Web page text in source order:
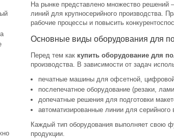
На рынке представлено множество
линий для крупносерийного производства.
рабочие процессы и повысить
Основные виды оборудования для
Перед тем как купить оборудование для
производства. В зависимости от задач
печатные машины для офсетной,
послепечатное оборудование (резаки,
допечатные решения для подготовки
автоматизированные линии для серийного
Каждый тип оборудования выполняет свою
продукции.